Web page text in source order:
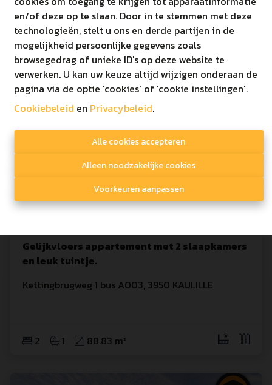
en/of deze op te slaan. Door in te stemmen met deze
technologieën, stelt u ons en derde partijen in de
mogelijkheid persoonlijke gegevens zoals
browsegedrag of unieke ID's op deze website te
verwerken. U kan uw keuze altijd wijzigen onderaan de
pagina via de optie 'cookies' of 'cookie instellingen'.
Cookiebeleid en Privacybeleid.
Alle cookies accepteren
Alleen noodzakelijke cookies
Voorkeuren aanpassen
1 104.8 m²
Gelijkvloers appartement met 2 slaapkamers
en leuk tuintje.
Kettingbrugweg 1 bus A003, 3950 KAULILLE
2 1 88.83 m²